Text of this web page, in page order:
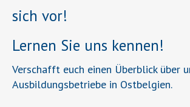
sich vor!
Lernen Sie uns kennen!
Verschafft euch einen Überblick über
Ausbildungsbetriebe in Ostbelgien.